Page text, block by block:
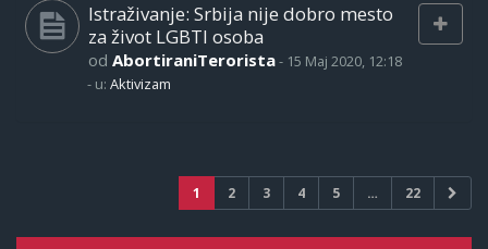
Istraživanje: Srbija nije dobro mesto
za život LGBTI osoba
od AbortiraniTerorista- 15 Maj 2020, 12:18
- u: Aktivizam
1 2 3 4 5 … 22